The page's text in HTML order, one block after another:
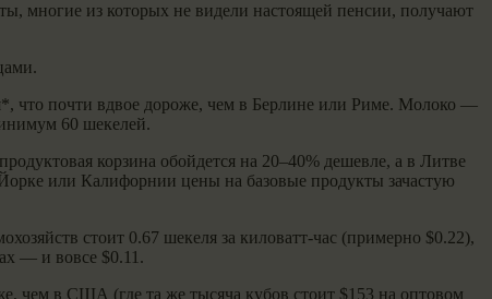
многие из которых не видели настоящей пенсии, получают
что почти вдвое дороже, чем в Берлине или Риме. Молоко —
60 шекелей.
корзина обойдется на 20–40% дешевле, а в Литве
или Калифорнии цены на базовые продукты зачастую
стоит 0.67 шекеля за киловатт-час (примерно $0.22),
— и вовсе $0.11.
чем в США (где та же тысяча кубов стоит $153 на оптовом